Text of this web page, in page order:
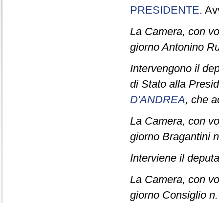
PRESIDENTE.
La Camera, con
giorno Antonino
Intervengono il
di Stato alla
D'ANDREA, che
La Camera, con
giorno Bragantini
Interviene il
La Camera, con
giorno Consiglio